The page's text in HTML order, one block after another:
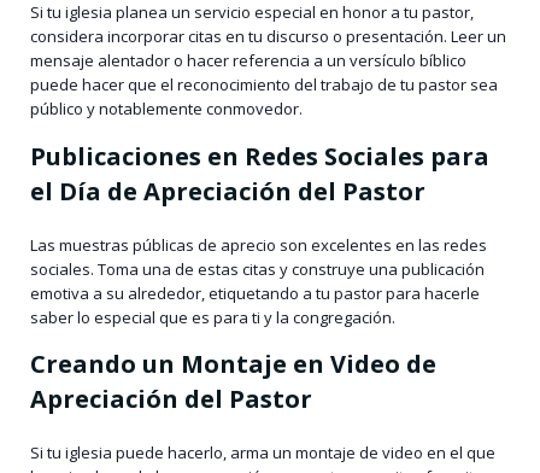
Si tu iglesia planea un servicio especial en honor a tu pastor,
considera incorporar citas en tu discurso o presentación. Leer un
mensaje alentador o hacer referencia a un versículo bíblico
puede hacer que el reconocimiento del trabajo de tu pastor sea
público y notablemente conmovedor.
Publicaciones en Redes Sociales para
el Día de Apreciación del Pastor
Las muestras públicas de aprecio son excelentes en las redes
sociales. Toma una de estas citas y construye una publicación
emotiva a su alrededor, etiquetando a tu pastor para hacerle
saber lo especial que es para ti y la congregación.
Creando un Montaje en Video de
Apreciación del Pastor
Si tu iglesia puede hacerlo, arma un montaje de video en el que